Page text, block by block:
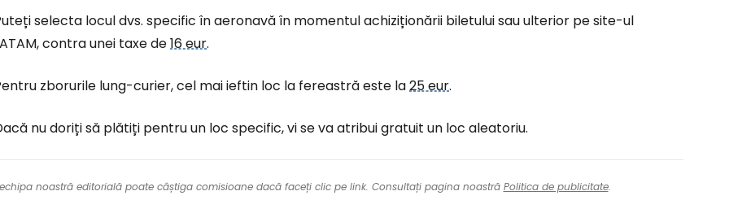
selecta locul dvs. specific în aeronavă în momentul achiziționării biletului sau ulterior pe site-ul
contra unei taxe de16 eur.
zborurile lung-curier, cel mai ieftin loc la fereastră este la25 eur.
nu doriți să plătiți pentru un loc specific, vi se va atribui gratuit un loc aleatoriu.
noastră editorială poate câștiga comisioane dacă faceți clic pe link. Consultați pagina noastră Politica de publicitate.